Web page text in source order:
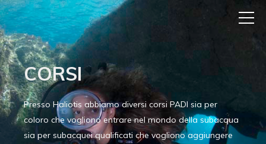
CORSI
Presso Haliotis abbiamo diversi corsi PADI sia per
coloro che vogliono entrare nel mondo della subacqua
sia per subacquei qualificati che vogliono aggiungere